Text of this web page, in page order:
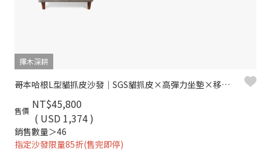
擇木深耕
哥本哈根L型貓抓皮沙發｜SGS貓抓皮×高彈力坐墊×移動式腳椅 – 擇木深耕
售價 NT$45,800
( USD 1,374 )
銷售數量＞46
指定沙發限量85折(售完即停)